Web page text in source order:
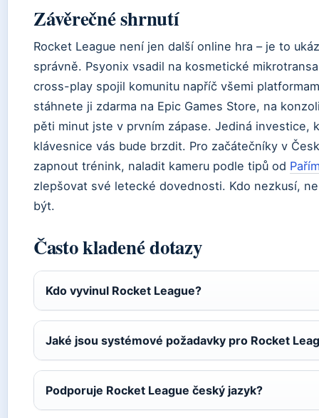
Závěrečné shrnutí
Rocket League není jen další online hra – je to
správně. Psyonix vsadil na kosmetické
cross-play spojil komunitu napříč všemi
stáhnete ji zdarma na Epic Games Store, na
pěti minut jste v prvním zápase. Jediná investice,
klávesnice vás bude brzdit. Pro začátečníky v
zapnout trénink, naladit kameru podle tipů od
zlepšovat své letecké dovednosti. Kdo nezkusí,
být.
Často kladené dotazy
Kdo vyvinul Rocket League?
Jaké jsou systémové požadavky pro Rocket
Podporuje Rocket League český jazyk?